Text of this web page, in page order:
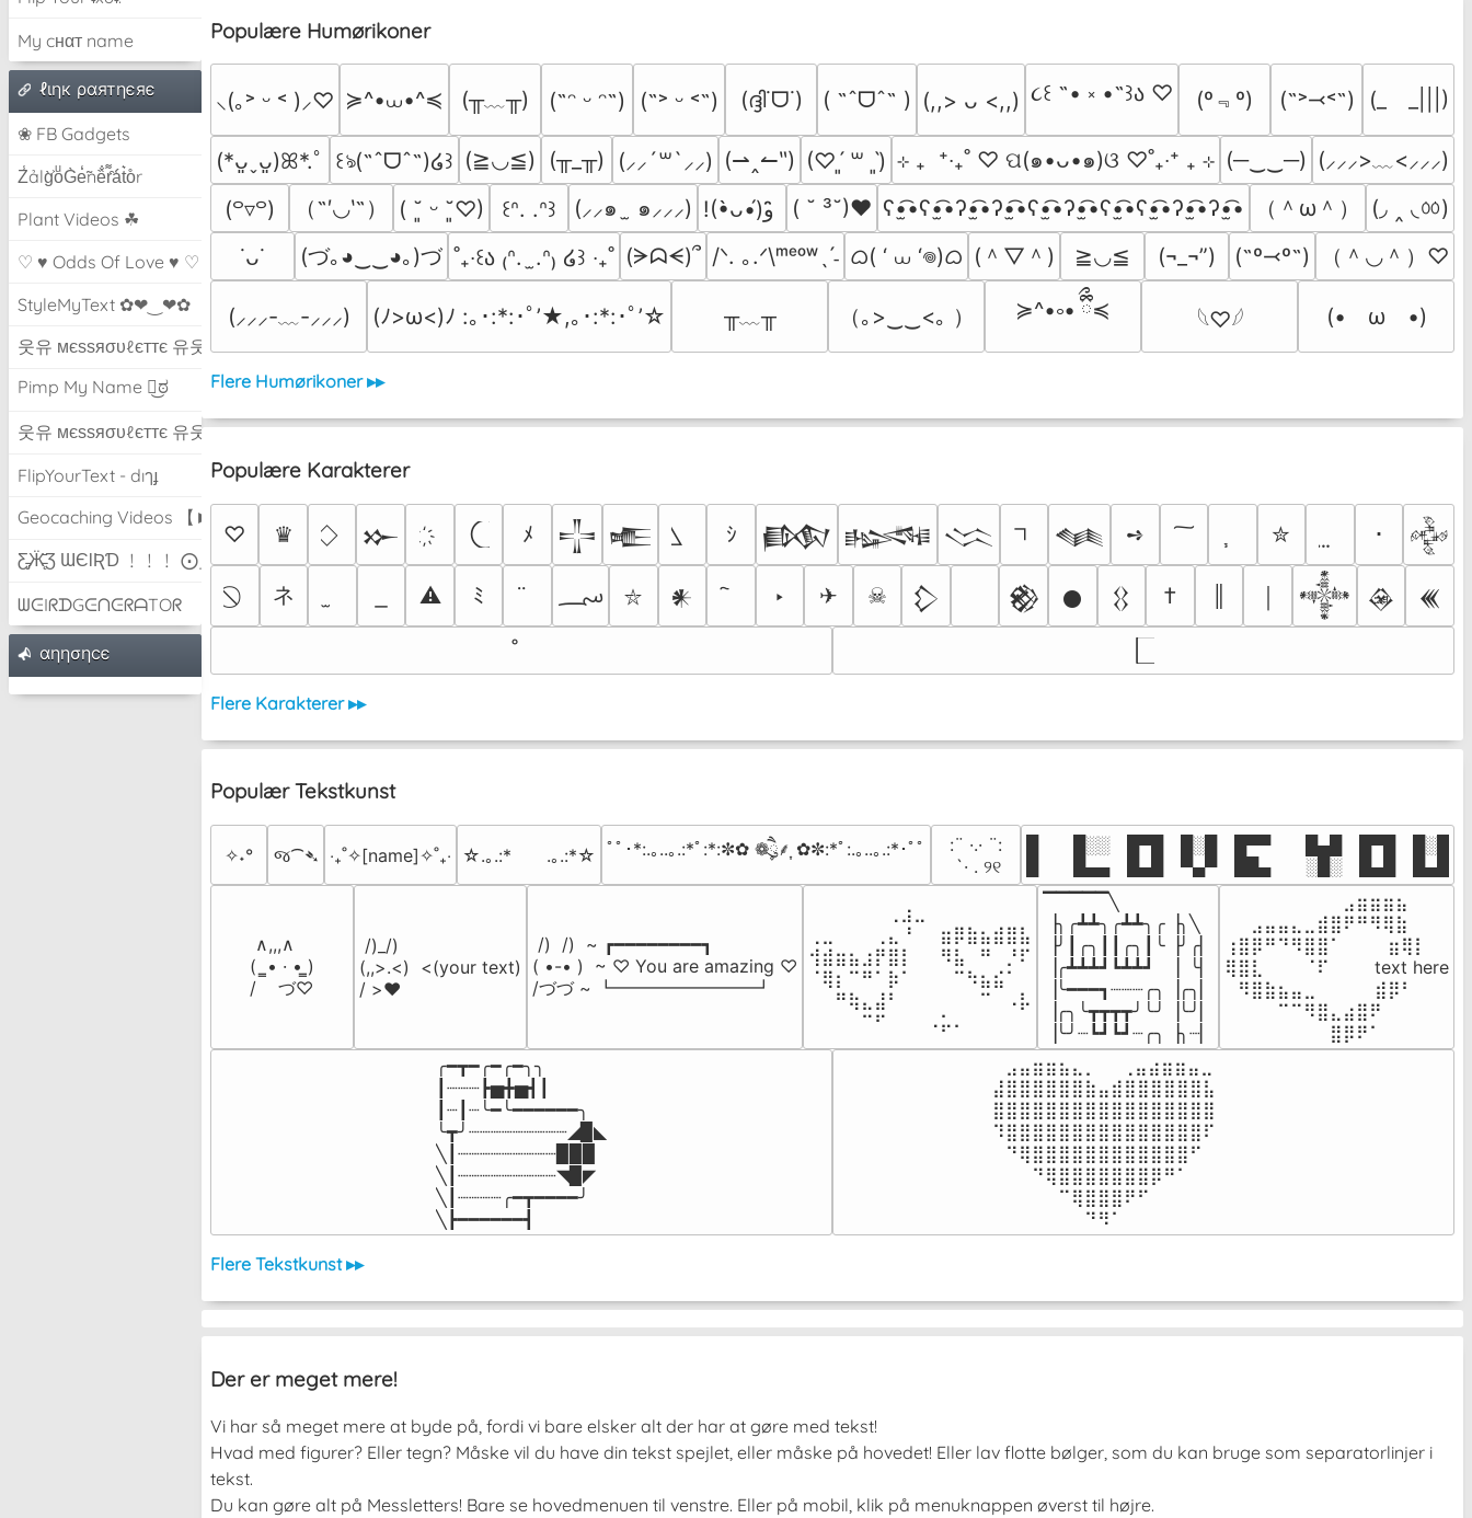
My cнαт name
ℓιηк ραятηєяє
❀ FB Gadgets
Z̾ảlg̀͐oͧG̀e̒̃nȅ̐r͌̑á͑t͛o̊r
Plant Videos ☘
♡ ♥ Odds Of Love ♥ ♡
StyleMyText ✿❤‿❤✿
웃유 мєѕѕяσυℓєттє 유웃
Pimp My Name ಠ͜ಠ
웃유 мєѕѕяσυℓєттє 유웃
FlipYourText - dıๅɟ
Geocaching Videos 【►】
Ƹ̵̡Ӝ̵̨̄Ʒ ƜЄƖƦƊ ﹗﹗﹗ ⨀_⨀
ᗯᕮIᖇᗪGᕮᑎᕮᖇᗩTOᖇ
αηησηcє
Populære Humørikoner
⸜(｡˃ ᵕ ˂ )⸝♡ ≽^•⩊•^≼ (╥﹏╥) (˶ᵔ ᵕ ᵔ˶) (˶˃ ᵕ ˂˶) (ദ്ദി˙ᗜ˙) ( ˶ˆᗜˆ˵ ) (,,> ᴗ <,,) ૮꒰ ˶• ༝ •˶꒱ა ♡ (º﹃º) (˶˃⤙˂˶) (_　_|||)
(*ᴗ͈ˬᴗ͈)ꕤ*.ﾟ ꒰ঌ(˶ˆᗜˆ˵)໒꒱ (≧◡≦) (╥_╥) (⸝⸝´꒳`⸝⸝) (⇀‸↼‶) (♡ˊ͈ ꒳ ˋ͈) ⊹ ₊  ⁺‧₊˚ ♡ ପ(๑•ᴗ•๑)ଓ ♡˚₊‧⁺ ₊ ⊹ (─‿‿─) (⸝⸝⸝>﹏<⸝⸝⸝)
(꒪▿꒪)
（˶′◡‵˶） ( ˘͈ ᵕ ˘͈♡) ꒰ᐢ. .ᐢ꒱ (⸝⸝๑  ̫ ๑⸝⸝⸝) ( ˘ ³˘)♥ ʕ•̫͡•ʕ•̫͡•ʔ•̫͡•ʔ•̫͡•ʕ•̫͡•ʔ•̫͡•ʕ•̫͡•ʕ•̫͡•ʔ•̫͡•ʔ•̫͡• （＾ω＾）
(◞ ‸ ◟ㆀ)
˙ᴗ˙
(づ｡◕‿‿◕｡)づ ˚₊‧꒰ა ₍ᐢ.  ̫.ᐢ₎ ໒꒱ ‧₊˚ (ᗒᗣᗕ)՞ /ᐠ. ｡.ᐟ\ᵐᵉᵒʷˎˊ˗ ᜊ( ‘ ⩊ ‘𖦹)ᜊ (＾▽＾) ≧◡≦ (¬_¬”) (˶º⤙º˶) （＾◡＾）♡
(⸝⸝⸝-﹏-⸝⸝⸝) (ﾉ>ω<)ﾉ :｡･:*:･ﾟ’★,｡･:*:･ﾟ’☆ ╥﹏╥ （｡>‿‿<｡ ） ≽^•༚• ྀིྀ≼ 𓆩♡𓆪 (•　ω　•)
Flere Humørikoner ▸▸
Populære Karakterer
♡ ♛ 𒁍 ﾒ 𒋲 𒍫 ｼ 𒁃 𒈙 𒈱 𒈝 ➺ ✮ ･ 𒅒
ネ ⚠ ﾐ ؄ ⛥ 𒀭 ‣ ✈ ☠ 𒁷 𒆙 𒊹 𒌐 † 𒀱 𒊲 𒌍
Flere Karakterer ▸▸
Populær Tekstkunst
✧˖° જ⁀➴ ‎‧₊˚✧[name]✧˚₊‧ ☆.｡.:*　　.｡.:*☆ ﾟﾟ･*:.｡..｡.:*ﾟ:*:✼✿ ❁ཻུ۪۪⸙͎ ✿✼:*ﾟ:.｡..｡.:*･ﾟﾟ
⠀:¨ ·.· ¨:⠀
⠀ `· . ୨୧⠀
█  █░░ █▀█ █░█ █▀▀  █▄█ █▀█ █░█
█  █▄▄ █▄█ ▀▄▀ ██▄  ░█░ █▄█ █▄█
∧,,,∧
(  ̳• · • ̳)
/    づ♡
/)_/)
(,,>.<)  <(your text)
/ >❤️
/)  /)  ~ ┏━━━━━━━━┓
( •-• )  ~ ♡ You are amazing ♡
/づづ ~ ┗━━━━━━━━┛
⠀⠀⠀⠀⠀⠀⢀⣰⣀⠀⠀⠀⠀⠀⠀⠀⠀
⢀⣀⠀⠀⠀⢀⣄⠘⠀⠀⣶⡿⣷⣦⣾⣿⣧
⢺⣾⣶⣦⣰⡟⣿⡇⠀⠀⠻⣧⠀⠛⠀⡘⠏
⠈⢿⡆⠉⠛⠁⡷⠁⠀⠀⠀⠉⠳⣦⣮⠁⠀
⠀⠀⠛⢷⣄⣼⠃⠀⠀⠀⠀⠀⠀⠉⠀⠠⡧
⠀⠀⠀⠀⠉⠋⠀⠀⠀⠠⡥⠄⠀⠀⠀⠀⠀
▔▔▔▔▔╲
▕╮╭┻┻╮╭┻┻╮╭▕╮╲
▕╯┃╭╮┃┃╭╮┃╰▕╯╭▏
▕╭┻┻┻┛┗┻┻┛  ▕  ╰▏
▕╰━━━┓┈┈┈╭╮▕╭╮▏
▕╭╮╰┳┳┳┳╯╰╯▕╰╯▏
▕╰╯┈┗┛┗┛┈╭╮▕╮┈▏
⠀⠀⠀⠀⠀⠀⠀⠀⠀⣠⣶⣶⣶⣦⠀⠀
⠀⠀⣠⣤⣤⣄⣀⣾⣿⠟⠛⠻⢿⣷⠀
⢰⣿⡿⠛⠙⠻⣿⣿⠁⠀⠀ ⠀⣶⢿⡇
⢿⣿⣇⠀⠀⠀⠈⠏⠀⠀⠀ text here
⠀⠻⣿⣷⣦⣤⣀⠀⠀⠀ ⠀⣾⡿⠃⠀
⠀⠀⠀⠀⠉⠉⠻⣿⣄⣴⣿⠟⠀⠀⠀
⠀⠀⠀⠀⠀⠀⠀⠀⣿⡿⠟⠁⠀⠀⠀
╭━┳━╭━╭━╮╮
┃┈┈┈┣▅╋▅┫┃
┃┈┃┈╰━╰━━━━━━╮
╰┳╯┈┈┈┈┈┈┈┈┈◢▉◣
╲┃┈┈┈┈┈┈┈┈┈▉▉▉
╲┃┈┈┈┈┈┈┈┈┈◥▉◤
╲┃┈┈┈┈╭━┳━━━━╯
╲┣━━━━━━┫﻿
⠀⣠⣤⣶⣶⣦⣄⡀  ⠀⢀⣤⣴⣶⣶⣤⣀⠀
⣼⣿⣿⣿⣿⣿⣿⣷⣤⣾⣿⣿⣿⣿⣿⣿⣧
⣿⣿⣿⣿⣿⣿⣿⣿⣿⣿⣿⣿⣿⣿⣿⣿⣿
⠹⣿⣿⣿⣿⣿⣿⣿⣿⣿⣿⣿⣿⣿⣿⣿⠏
⠀⠙⢿⣿⣿⣿⣿⣿⣿⣿⣿⣿⣿⣿⣿⠋⠀
⠀⠀⠀⠙⢿⣿⣿⣿⣿⣿⣿⣿⡿⠛⠁⠀⠀
⠀⠀⠀⠀⠀⠉⢿⣿⣿⣿⠟⠋⠀⠀⠀⠀⠀
⠀⠀⠀⠀⠀⠀⠀⠙⠻⠁⠀⠀⠀⠀⠀⠀⠀⠀⠀⠀⠀⠀⠀
Flere Tekstkunst ▸▸
Der er meget mere!
Vi har så meget mere at byde på, fordi vi bare elsker alt der har at gøre med tekst!
Hvad med figurer? Eller tegn? Måske vil du have din tekst spejlet, eller måske på hovedet! Eller lav flotte bølger, som du kan bruge som separatorlinjer i
tekst.
Du kan gøre alt på Messletters! Bare se hovedmenuen til venstre. Eller på mobil, klik på menuknappen øverst til højre.